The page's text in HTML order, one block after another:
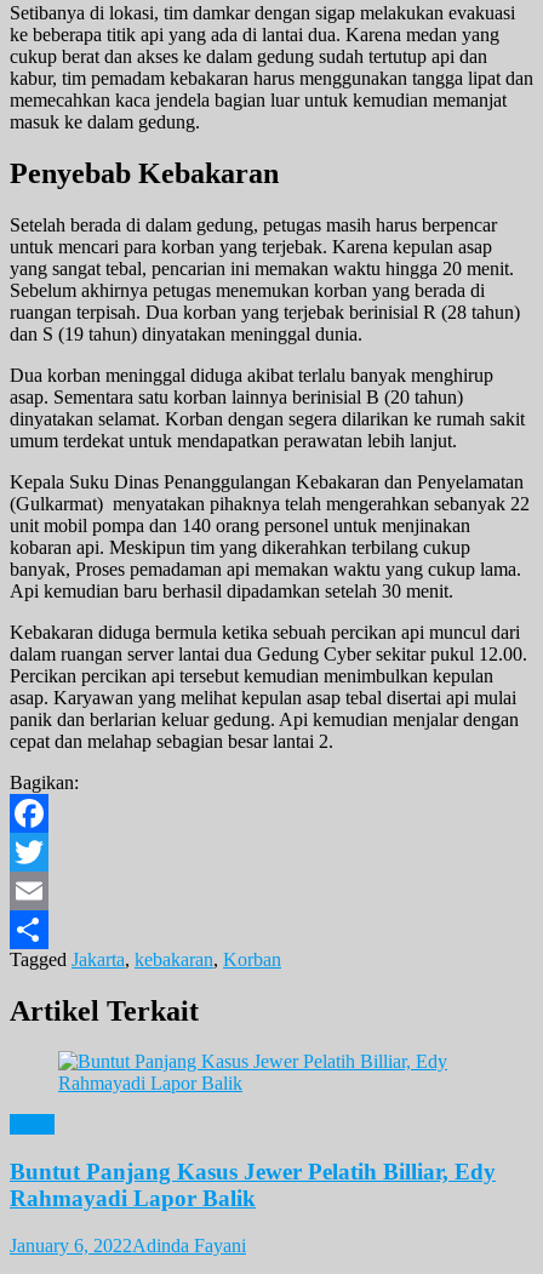
Setibanya di lokasi, tim damkar dengan sigap melakukan evakuasi
ke beberapa titik api yang ada di lantai dua. Karena medan yang
cukup berat dan akses ke dalam gedung sudah tertutup api dan
kabur, tim pemadam kebakaran harus menggunakan tangga lipat dan
memecahkan kaca jendela bagian luar untuk kemudian memanjat
masuk ke dalam gedung.
Penyebab Kebakaran
Setelah berada di dalam gedung, petugas masih harus berpencar
untuk mencari para korban yang terjebak. Karena kepulan asap
yang sangat tebal, pencarian ini memakan waktu hingga 20 menit.
Sebelum akhirnya petugas menemukan korban yang berada di
ruangan terpisah. Dua korban yang terjebak berinisial R (28 tahun)
dan S (19 tahun) dinyatakan meninggal dunia.
Dua korban meninggal diduga akibat terlalu banyak menghirup
asap. Sementara satu korban lainnya berinisial B (20 tahun)
dinyatakan selamat. Korban dengan segera dilarikan ke rumah sakit
umum terdekat untuk mendapatkan perawatan lebih lanjut.
Kepala Suku Dinas Penanggulangan Kebakaran dan Penyelamatan
(Gulkarmat) menyatakan pihaknya telah mengerahkan sebanyak 22
unit mobil pompa dan 140 orang personel untuk menjinakan
kobaran api. Meskipun tim yang dikerahkan terbilang cukup
banyak, Proses pemadaman api memakan waktu yang cukup lama.
Api kemudian baru berhasil dipadamkan setelah 30 menit.
Kebakaran diduga bermula ketika sebuah percikan api muncul dari
dalam ruangan server lantai dua Gedung Cyber sekitar pukul 12.00.
Percikan percikan api tersebut kemudian menimbulkan kepulan
asap. Karyawan yang melihat kepulan asap tebal disertai api mulai
panik dan berlarian keluar gedung. Api kemudian menjalar dengan
cepat dan melahap sebagian besar lantai 2.
Bagikan:
Facebook
Twitter
Email
Share
Tagged Jakarta, kebakaran, Korban
Artikel Terkait
Buntut Panjang Kasus Jewer Pelatih Billiar, Edy
Rahmayadi Lapor Balik
January 6, 2022Adinda Fayani